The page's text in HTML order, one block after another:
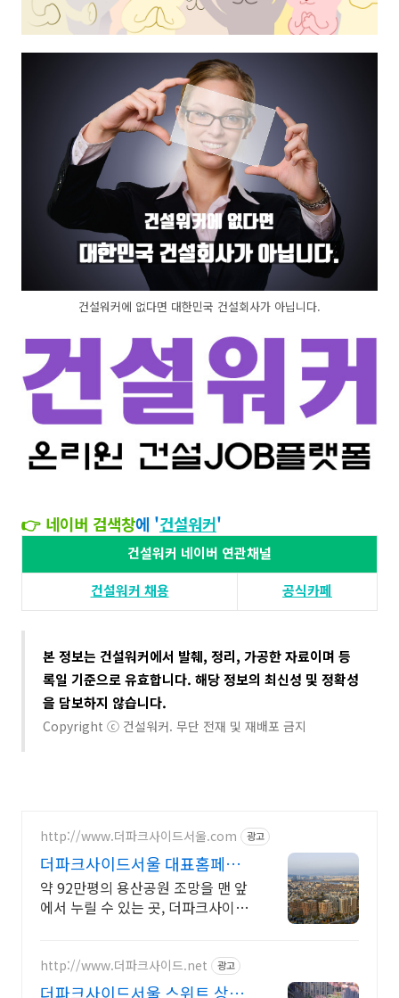
건설워커에 없다면 대한민국 건설회사가 아닙니다.
👉 네이버 검색창에 '건설워커'​​
건설워커 네이버 연관채널
건설워커 채용​
공식카페
본 정보는 건설워커에서 발췌, 정리, 가공한 자료이며 등
록일 기준으로 유효합니다. 해당 정보의 최신성 및 정확성
을 담보하지 않습니다​.
Copyright ⓒ 건설워커. 무단 전재 및 재배포 금지
http://www.더파크사이드서울.com 광고
더파크사이드서울 대표홈페이
지 현대건설의 대규모 프로젝
트!
약 92만평의 용산공원 조망을 맨 앞
에서 누릴 수 있는 곳, 더파크사이드
http://www.더파크사이드.net 광고
더파크사이드서울 스위트 상담